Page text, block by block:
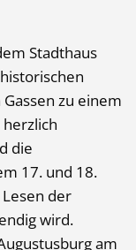
Stadthaus
zu einem
die
17. und 18.
der
wird.
am